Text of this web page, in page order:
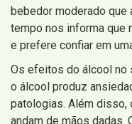
bebedor moderado que
tempo nos informa que
e prefere confiar em
Os efeitos do álcool no
o álcool produz
patologias. Além disso,
andam de mãos dadas.